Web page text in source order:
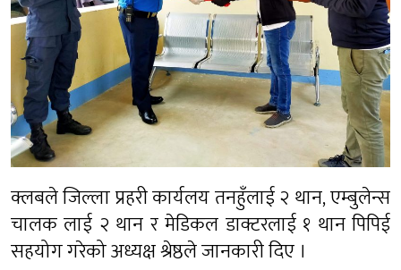
क्लबले जिल्ला प्रहरी कार्यलय तनहुँलाई २ थान, एम्बुलेन्स
चालक लाई २ थान र मेडिकल डाक्टरलाई १ थान पिपिई
सहयोग गरेको अध्यक्ष श्रेष्ठले जानकारी दिए ।